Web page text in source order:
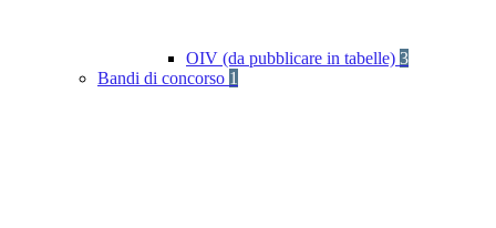
OIV (da pubblicare in tabelle) 3
Bandi di concorso 1